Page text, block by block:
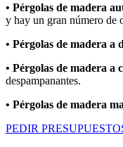
• Pérgolas de madera
y hay un gran número de
• Pérgolas de madera a
• Pérgolas de madera a
despampanantes.
• Pérgolas de madera
PEDIR